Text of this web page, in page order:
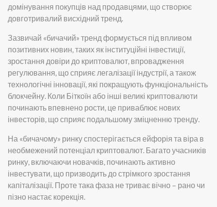
домінування покупців над продавцями, що створює
довготривалий висхідний тренд.
Зазвичай «бичачий» тренд формується під впливом
позитивних новин, таких як інституційні інвестиції,
зростання довіри до криптовалют, впровадження
регулювання, що сприяє легалізації індустрії, а також
технологічні інновації, які покращують функціональність
блокчейну. Коли Біткоїн або інші великі криптовалюти
починають впевнено рости, це приваблює нових
інвесторів, що сприяє подальшому зміцненню тренду.
На «бичачому» ринку спостерігається ейфорія та віра в
необмежений потенціал криптовалют. Багато учасників
ринку, включаючи новачків, починають активно
інвестувати, що призводить до стрімкого зростання
капіталізації. Проте така фаза не триває вічно – рано чи
пізно настає корекція.